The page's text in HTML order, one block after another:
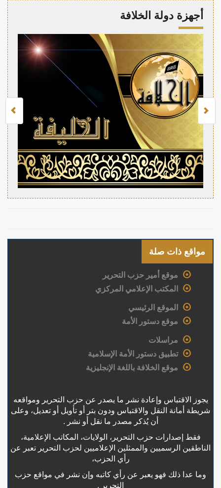
أجهزة دولة الخلافة
مواقع ذات صلة
موقع أمير حزب التحرير
المكتب الإعلامي المركزي
الموقع الرئيسي
موقع دستور الأمة
مراسلات
تطبيق دستور الأمة الإسلامية
موقع الخلافة باللغة الإنجليزية
يجوز الاقتباس وإعادة نشر ما يصدر عن حزب التحرير ومواقعه
شريطة أمانة النقل والاقتباس ودون بتر أو تأويل أو تعديل، وعلى
أن يُذكر مصدر ما نقل أو نشر .
فقط إصدارات حزب التحرير، الولايات، المكاتب الإعلامية،
الناطقين الرسميين والممثلين الإعلاميين لحزب التحرير تعبر عن
رأي الحزب،
وما عدا ذلك فهو يعبر عن رأي كاتبه وإن نشر في مواقع حزب
التحرير .